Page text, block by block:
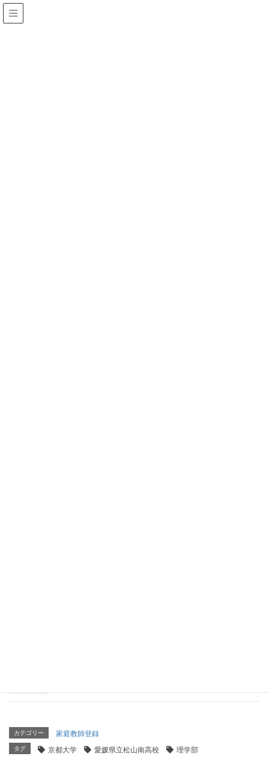
カテゴリー 家庭教師登録
タグ 京都大学 愛媛県立松山南高校 理学部